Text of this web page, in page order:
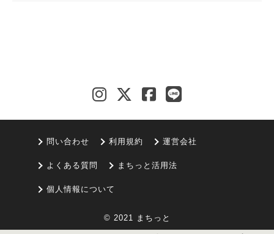
問い合わせ 利用規約 運営会社
よくある質問 まちっと活用法
個人情報について
© 2021 まちっと